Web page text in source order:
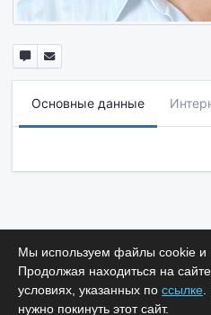
Основные данные
Мы используем файлы cookie и
Продолжая находиться на
условиях, указанных по ссылке
нужно покинуть этот сайт.